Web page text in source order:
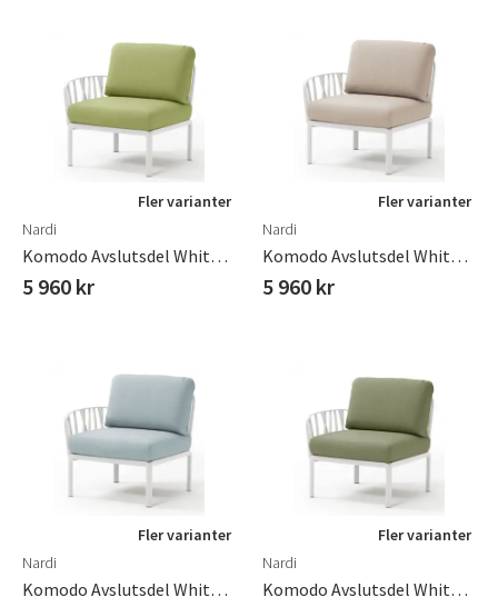
Fler varianter
Nardi
Komodo Avslutsdel White-Avocado Sunbrella
5 960 kr
Fler varianter
Nardi
Komodo Avslutsdel White-Canvas Sunbrella
5 960 kr
Fler varianter
Nardi
Komodo Avslutsdel White-Ghiaccio Sunbrella
Fler varianter
Nardi
Komodo Avslutsdel White-Gianugla Sunbrella